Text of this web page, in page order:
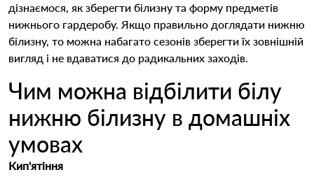
дізнаємося, як зберегти білизну та форму предметів
нижнього гардеробу. Якщо правильно доглядати нижню
білизну, то можна набагато сезонів зберегти їх зовнішній
вигляд і не вдаватися до радикальних заходів.
Чим можна відбілити білу
нижню білизну в домашніх
умовах
Кип'ятіння